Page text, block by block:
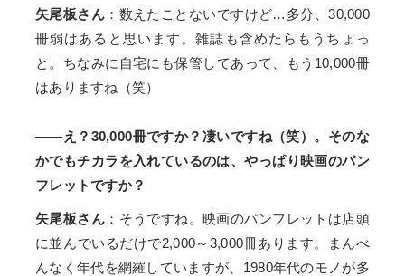
矢尾板さん ：数えたことないですけど…多分、30,000
冊弱はあると思います。雑誌も含めたらもうちょっ
と。ちなみに自宅にも保管してあって、もう10,000冊
はありますね（笑）
――え？30,000冊ですか？凄いですね（笑）。そのな
かでもチカラを入れているのは、やっぱり映画のパン
フレットですか？
矢尾板さん ：そうですね。映画のパンフレットは店頭
に並んでいるだけで2,000～3,000冊あります。まんべ
んなく年代を網羅していますが、1980年代のモノが多